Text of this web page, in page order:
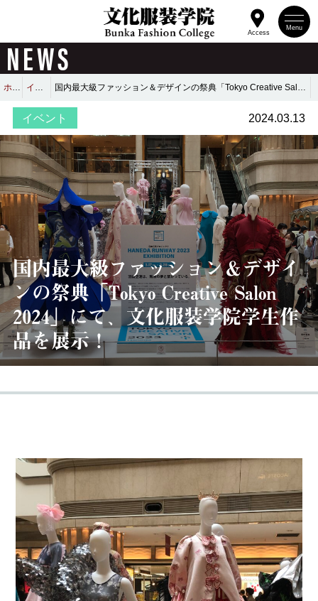
Menu
Access
NEWS
ホーム イベント 国内最大級ファッション＆デザインの祭典「Tokyo Creative Salon 2024」にて、文化服装学院学生作品を展示！
イベント 2024.03.13
国内最大級ファッション＆デザイ
ンの祭典「Tokyo Creative Salon
2024」にて、文化服装学院学生作
品を展示！